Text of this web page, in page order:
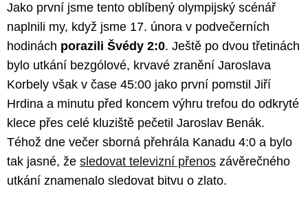
Jako první jsme tento oblíbený olympijský scénář
naplnili my, když jsme 17. února v podvečerních
hodinách porazili Švédy 2:0. Ještě po dvou třetinách
bylo utkání bezgólové, krvavé zranění Jaroslava
Korbely však v čase 45:00 jako první pomstil Jiří
Hrdina a minutu před koncem výhru trefou do odkryté
klece přes celé kluziště pečetil Jaroslav Benák.
Téhož dne večer sborná přehrála Kanadu 4:0 a bylo
tak jasné, že sledovat televizní přenos závěrečného
utkání znamenalo sledovat bitvu o zlato.